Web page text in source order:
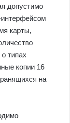
допустимо
карты,
типах
копии 16
на